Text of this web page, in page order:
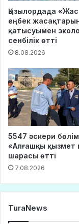
Қызылордада
еңбек
қатысуымен
сенбілік өтті
8.08.2026
5547 әскери
«Алғашқы қызмет
шарасы өтті
7.08.2026
TuraNews